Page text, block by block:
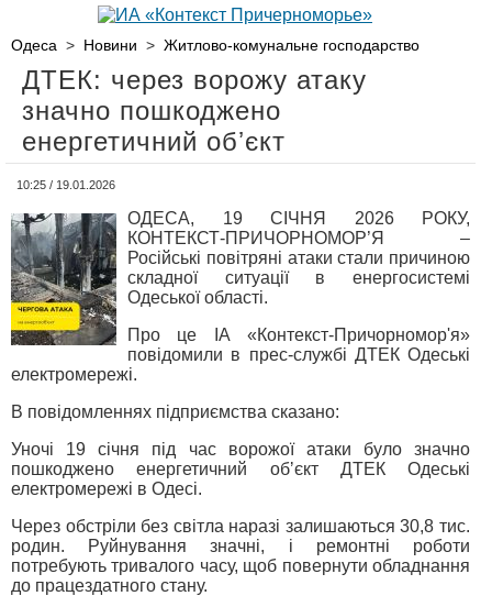
Одеса > Новини > Житлово-комунальне господарство
ДТЕК: через ворожу атаку
значно пошкоджено
енергетичний обʼєкт
10:25 / 19.01.2026
ОДЕСА, 19 СІЧНЯ 2026 РОКУ,
КОНТЕКСТ-ПРИЧОРНОМОР’Я –
Російські повітряні атаки стали причиною
складної ситуації в енергосистемі
Одеської області.
Про це ІА «Контекст-Причорномор'я»
повідомили в прес-службі ДТЕК Одеські
електромережі.
В повідомленнях підприємства сказано:
Уночі 19 січня під час ворожої атаки було значно
пошкоджено енергетичний обʼєкт ДТЕК Одеські
електромережі в Одесі.
Через обстріли без світла наразі залишаються 30,8 тис.
родин. Руйнування значні, і ремонтні роботи
потребують тривалого часу, щоб повернути обладнання
до працездатного стану.